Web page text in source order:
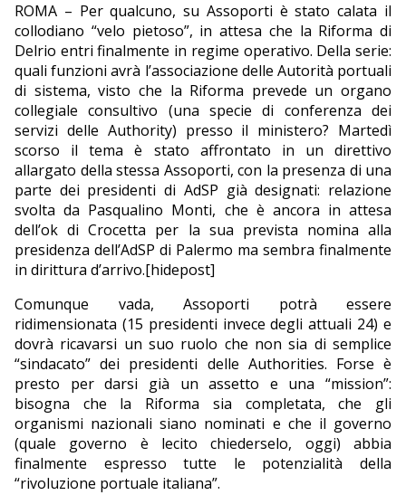
ROMA – Per qualcuno, su Assoporti è stato calata il
collodiano “velo pietoso”, in attesa che la Riforma di
Delrio entri finalmente in regime operativo. Della serie:
quali funzioni avrà l’associazione delle Autorità portuali
di sistema, visto che la Riforma prevede un organo
collegiale consultivo (una specie di conferenza dei
servizi delle Authority) presso il ministero? Martedì
scorso il tema è stato affrontato in un direttivo
allargato della stessa Assoporti, con la presenza di una
parte dei presidenti di AdSP già designati: relazione
svolta da Pasqualino Monti, che è ancora in attesa
dell’ok di Crocetta per la sua prevista nomina alla
presidenza dell’AdSP di Palermo ma sembra finalmente
in dirittura d’arrivo.[hidepost]
Comunque vada, Assoporti potrà essere
ridimensionata (15 presidenti invece degli attuali 24) e
dovrà ricavarsi un suo ruolo che non sia di semplice
“sindacato” dei presidenti delle Authorities. Forse è
presto per darsi già un assetto e una “mission”:
bisogna che la Riforma sia completata, che gli
organismi nazionali siano nominati e che il governo
(quale governo è lecito chiederselo, oggi) abbia
finalmente espresso tutte le potenzialità della
“rivoluzione portuale italiana”.